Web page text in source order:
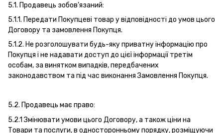
5.1. Продавець зобов’язаний:
5.1.1. Передати Покупцеві товар у відповідності до умов цього
Договору та замовлення Покупця.
5.1.2. Не розголошувати будь-яку приватну інформацію про
Покупця і не надавати доступ до цієї інформації третім
особам, за винятком випадків, передбачених
законодавством та під час виконання Замовлення Покупця.
5.2. Продавець має право:
5.2.1 Змінювати умови цього Договору, а також ціни на
Товари та послуги, в односторонньому порядку, розміщуючи